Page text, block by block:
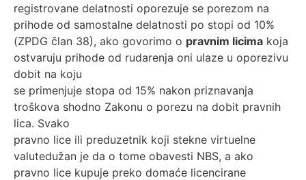
registrovane delatnosti oporezuje se porezom na
prihode od samostalne delatnosti po stopi od 10%
(ZPDG član 38), ako govorimo o pravnim licima koja
ostvaruju prihode od rudarenja oni ulaze u oporezivu
dobit na koju
se primenjuje stopa od 15% nakon priznavanja
troškova shodno Zakonu o porezu na dobit pravnih
lica. Svako
pravno lice ili preduzetnik koji stekne virtuelne
valutedužan je da o tome obavesti NBS, a ako
pravno lice kupuje preko domaće licencirane